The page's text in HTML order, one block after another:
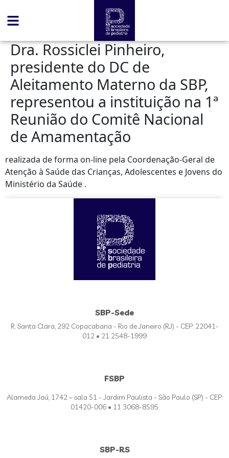
Dra. Rossiclei Pinheiro,
presidente do DC de
Aleitamento Materno da SBP,
representou a instituição na 1ª
Reunião do Comitê Nacional
de Amamentação
realizada de forma on-line pela Coordenação-Geral de
Atenção à Saúde das Crianças, Adolescentes e Jovens do
Ministério da Saúde .
SBP-Sede
R. Santa Clara, 292 Copacabana - Rio de Janeiro (RJ) - CEP: 22041-
012 • 21 2548-1999
FSBP
Alameda Jaú, 1742 – sala 51 - Jardim Paulista - São Paulo (SP) - CEP:
01420-006 • 11 3068-8595
SBP-RS